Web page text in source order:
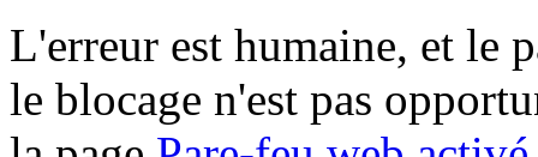
L'erreur est humaine, et le
le blocage n'est pas